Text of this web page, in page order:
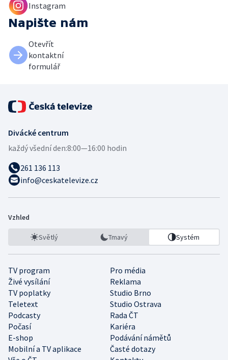
Instagram
Napište nám
Otevřít
kontaktní
formulář
Divácké centrum
každý všední den:8:00—16:00 hodin
261 136 113
info@ceskatelevize.cz
Vzhled
Světlý Tmavý Systém
TV program
Pro média
Živé vysílání
Reklama
TV poplatky
Studio Brno
Teletext
Studio Ostrava
Podcasty
Rada ČT
Počasí
Kariéra
E-shop
Podávání námětů
Mobilní a TV aplikace
Časté dotazy